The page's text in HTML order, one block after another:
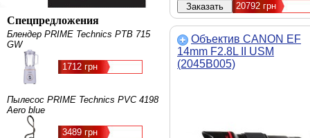
Спецпредложения
Блендер PRIME Technics PTB 715
GW
1712 грн
Пылесос PRIME Technics PVC 4198
Aero blue
3489 грн
20792грн
Объектив CANON EF
14mm F2.8L II USM
(2045B005)